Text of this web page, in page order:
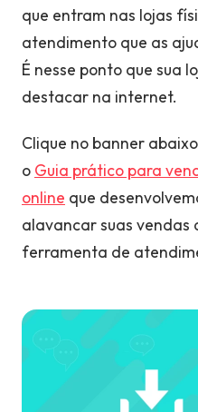
que entram nas lojas
atendimento que as
É nesse ponto que sua
destacar na internet.
Clique no banner
o Guia prático para
online que
alavancar suas vendas
ferramenta de